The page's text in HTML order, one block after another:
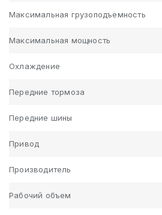
Максимальная грузоподъемность
Максимальная мощность
Охлаждение
Передние тормоза
Передние шины
Привод
Производитель
Рабочий объем